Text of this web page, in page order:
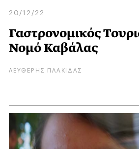
20/12/22
Γαστρονομικός
Νομό Καβάλας
ΛΕΥΘΕΡΗΣ ΠΛΑΚΙΔΑΣ